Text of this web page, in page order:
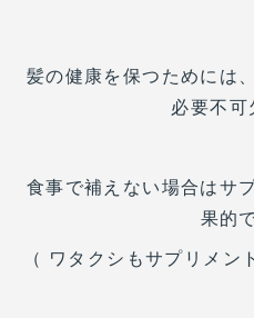
髪の健康を保つためには
必要不可
食事で補えない場合はサ
果的
（ ワタクシもサプリメン